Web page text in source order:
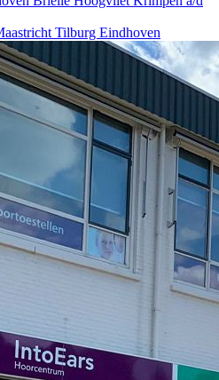
Tilburg Eindhoven